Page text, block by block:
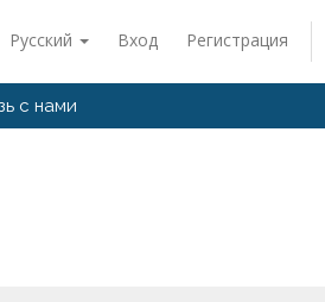
Русский Вход Регистрация
с нами